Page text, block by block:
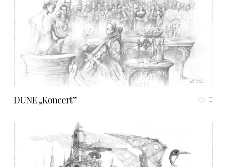
DUNE „Koncert” 0